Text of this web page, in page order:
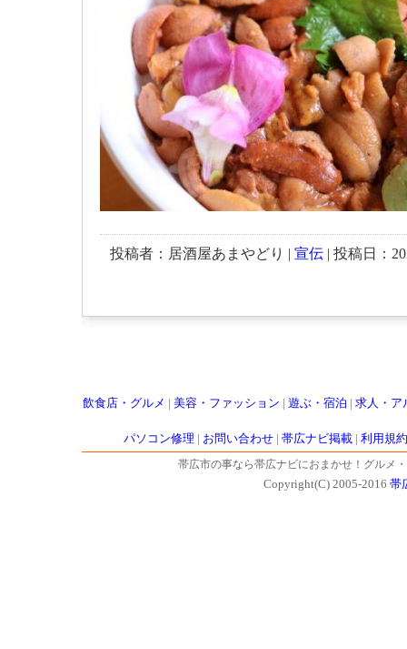
投稿者：居酒屋あまやどり | 宣伝 | 投稿日：
飲食店・グルメ 美容・ファッション 遊ぶ・宿泊 求人・ア
パソコン修理 お問い合わせ| 帯広ナビ掲載| 利用規約
帯広市の事なら帯広ナビにおまかせ！グルメ
Copyright(C) 2005-2016 帯